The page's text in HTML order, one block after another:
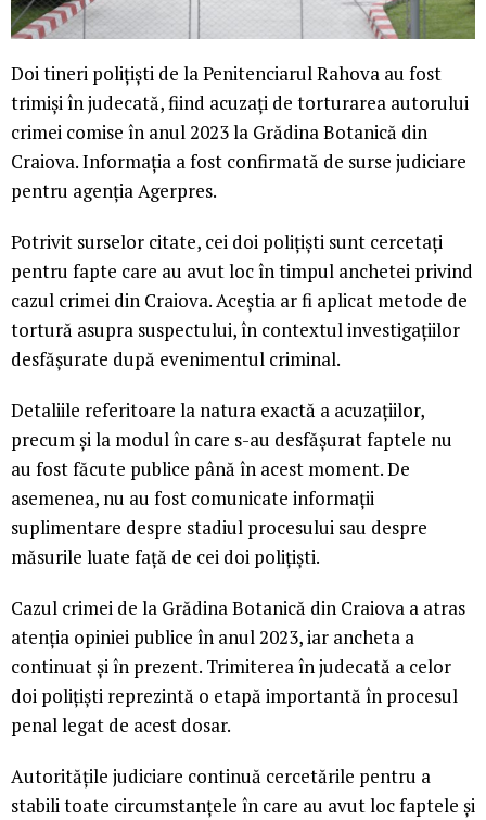
Doi tineri polițiști de la Penitenciarul Rahova au fost
trimiși în judecată, fiind acuzați de torturarea autorului
crimei comise în anul 2023 la Grădina Botanică din
Craiova. Informația a fost confirmată de surse judiciare
pentru agenția Agerpres.
Potrivit surselor citate, cei doi polițiști sunt cercetați
pentru fapte care au avut loc în timpul anchetei privind
cazul crimei din Craiova. Aceștia ar fi aplicat metode de
tortură asupra suspectului, în contextul investigațiilor
desfășurate după evenimentul criminal.
Detaliile referitoare la natura exactă a acuzațiilor,
precum și la modul în care s-au desfășurat faptele nu
au fost făcute publice până în acest moment. De
asemenea, nu au fost comunicate informații
suplimentare despre stadiul procesului sau despre
măsurile luate față de cei doi polițiști.
Cazul crimei de la Grădina Botanică din Craiova a atras
atenția opiniei publice în anul 2023, iar ancheta a
continuat și în prezent. Trimiterea în judecată a celor
doi polițiști reprezintă o etapă importantă în procesul
penal legat de acest dosar.
Autoritățile judiciare continuă cercetările pentru a
stabili toate circumstanțele în care au avut loc faptele și